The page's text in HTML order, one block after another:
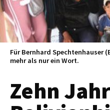
Für Bernhard
mehr als nur ein Wort.
Zehn